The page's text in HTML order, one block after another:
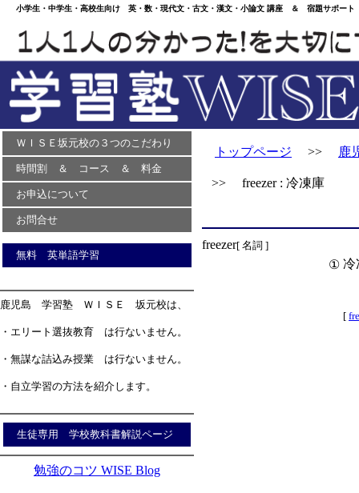
小学生・中学生・高校生向け 英・数・現代文・古文・漢文・小論文 講座 ＆ 宿題サポー
ＷＩＳＥ坂元校の３つのこだわり
時間割 ＆ コース ＆ 料金
お申込について
お問合せ
無料 英単語学習
鹿児島 学習塾 ＷＩＳＥ 坂元校は、
・エリート選抜教育 は行ないません。
・無謀な詰込み授業 は行ないません。
・自立学習の方法を紹介します。
生徒専用 学校教科書解説ページ
勉強のコツ WISE Blog
トップページ >> 鹿
>> freezer : 冷凍庫
freezer[ 名詞 ]
① 冷
[